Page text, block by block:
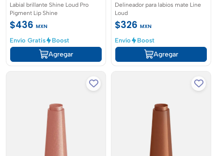
Labial brillante Shine Loud Pro
Pigment Lip Shine
$436 MXN
Envío Gratis
Boost
Agregar
Delineador para labios mate Line
Loud
$326 MXN
Envío
Boost
Agregar